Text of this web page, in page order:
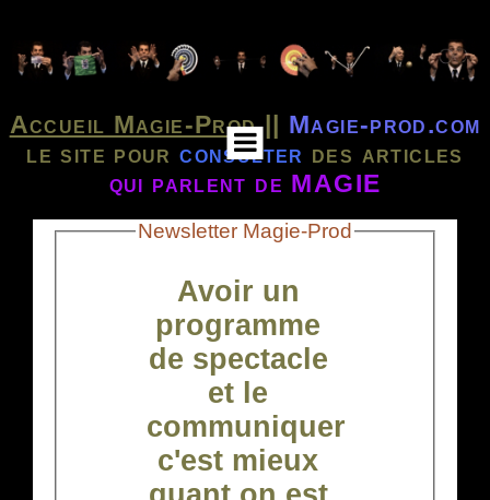
Accueil Magie-Prod|| Magie-prod.com
le site pourconsulter des articles
qui parlent de MAGIE
Newsletter Magie-Prod
Avoir un
programme
de spectacle
et le
communiquer
c'est mieux